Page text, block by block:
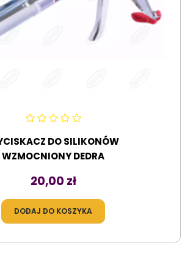
DO SILIKONÓW
WZMOCNIONY DEDRA
Cena
20,00 zł
DODAJ DO KOSZYKA